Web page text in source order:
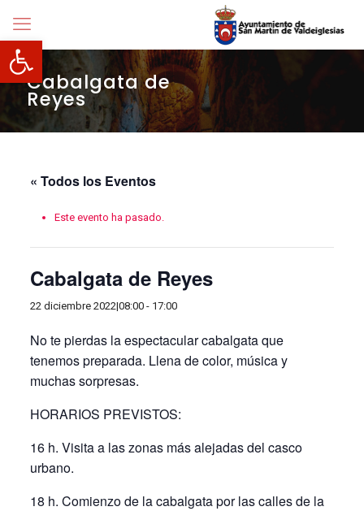
Abrir barra de herramientas
Cabalgata de
Reyes
« Todos los Eventos
Este evento ha pasado.
Cabalgata de Reyes
22 diciembre 2022|08:00- 17:00
No te pierdas la espectacular cabalgata que
tenemos preparada. Llena de color, música y
muchas sorpresas.
HORARIOS PREVISTOS:
16 h. Visita a las zonas más alejadas del casco
urbano.
18 h. Comienzo de la cabalgata por las calles de la